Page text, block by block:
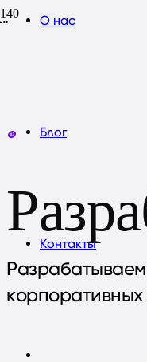
О нас
Блог
Контакты
корпоративных